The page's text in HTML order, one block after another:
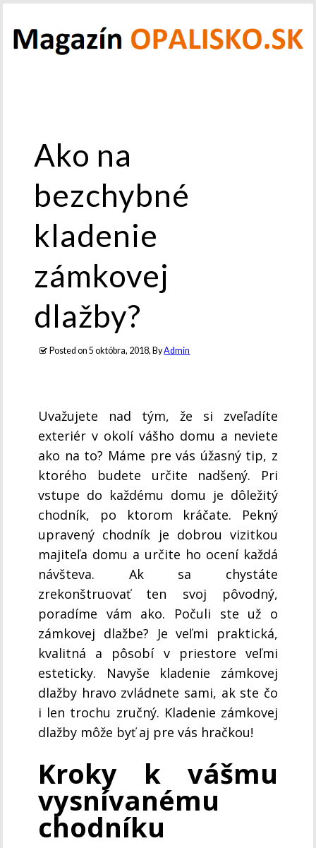
Ako na
bezchybné
kladenie
zámkovej
dlažby?
Posted on 5 októbra, 2018, ByAdmin
Uvažujete nad tým, že si zveľadíte
exteriér v okolí vášho domu a neviete
ako na to? Máme pre vás úžasný tip, z
ktorého budete určite nadšený. Pri
vstupe do každému domu je dôležitý
chodník, po ktorom kráčate. Pekný
upravený chodník je dobrou vizitkou
majiteľa domu a určite ho ocení každá
návšteva. Ak sa chystáte
zrekonštruovať ten svoj pôvodný,
poradíme vám ako. Počuli ste už o
zámkovej dlažbe? Je veľmi praktická,
kvalitná a pôsobí v priestore veľmi
esteticky. Navyše kladenie zámkovej
dlažby hravo zvládnete sami, ak ste čo
i len trochu zručný. Kladenie zámkovej
dlažby môže byť aj pre vás hračkou!
Kroky k vášmu
vysnívanému
chodníku